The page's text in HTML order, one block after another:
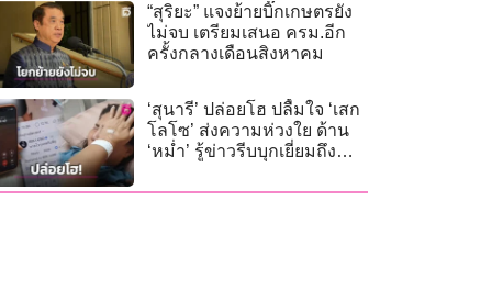
“สุริยะ” แจงย้ายบิ๊กเกษตรยัง
ไม่จบ เตรียมเสนอ ครม.อีก
ครั้งกลางเดือนสิงหาคม
‘สุนารี’ ปล่อยโฮ ปลื้มใจ ‘เสก
โลโซ’ ส่งความห่วงใย ด้าน
‘หม่ำ’ รู้ข่าวรีบบุกเยี่ยมถึง